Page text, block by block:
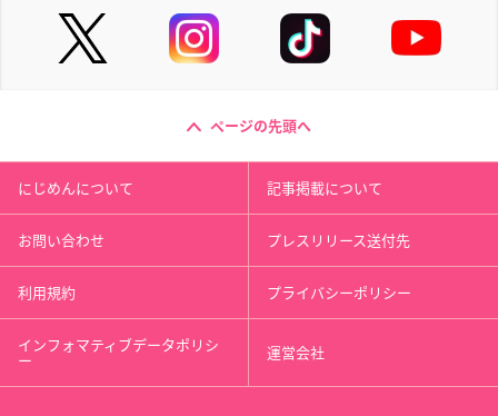
ページの先頭へ
にじめんについて 記事掲載について
お問い合わせ プレスリリース送付先
利用規約 プライバシーポリシー
インフォマティブデータポリシ
ー 運営会社